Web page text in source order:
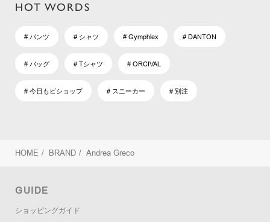
HOT WORDS
# パンツ # シャツ # Gymphlex # DANTON
# バッグ # Tシャツ # ORCIVAL
# 今日もビショップ # スニーカー # 別注
HOME / BRAND / Andrea Greco
GUIDE
ショッピングガイド